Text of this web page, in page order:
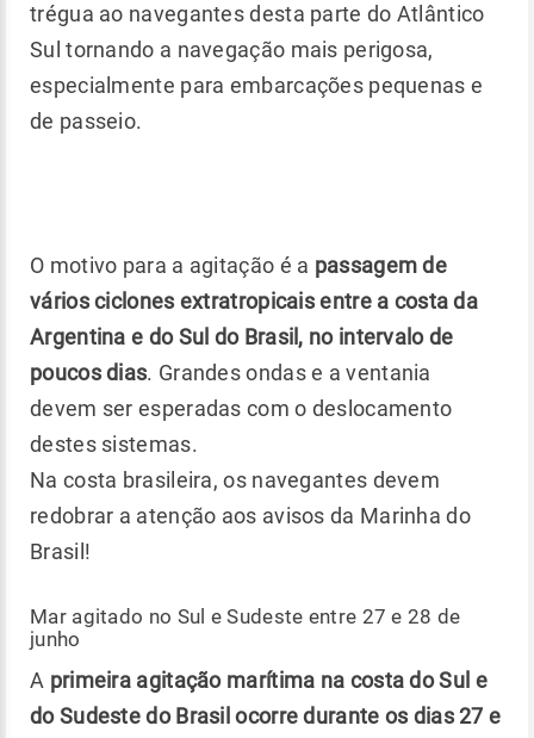
trégua ao navegantes desta parte do Atlântico
Sul tornando a navegação mais perigosa,
especialmente para embarcações pequenas e
de passeio.
O motivo para a agitação é a passagem de
vários ciclones extratropicais entre a costa da
Argentina e do Sul do Brasil, no intervalo de
poucos dias. Grandes ondas e a ventania
devem ser esperadas com o deslocamento
destes sistemas.
Na costa brasileira, os navegantes devem
redobrar a atenção aos avisos da Marinha do
Brasil!
Mar agitado no Sul e Sudeste entre 27 e 28 de
junho
A primeira agitação marítima na costa do Sul e
do Sudeste do Brasil ocorre durante os dias 27 e